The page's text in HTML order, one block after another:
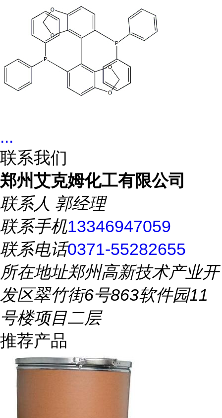
...
联系我们
郑州艾克姆化工有限公司
联系人 郭经理
联系手机13346947059
联系电话0371-55282655
所在地址郑州高新技术产业开
发区翠竹街6号863软件园11
号楼项目二层
推荐产品